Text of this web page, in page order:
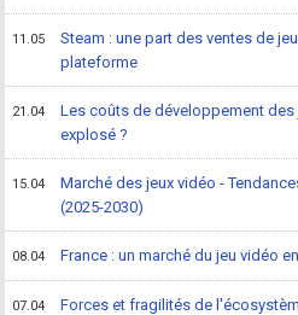
11.05
Steam : une part des ventes de
plateforme
21.04
Les coûts de développement
explosé ?
15.04
Marché des jeux vidéo -
(2025-2030)
08.04 France : un marché du jeu vidéo
07.04
Forces et fragilités de